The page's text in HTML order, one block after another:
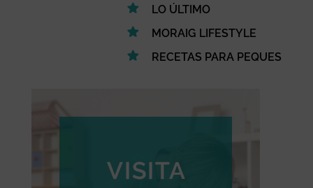
LO ÚLTIMO
MORAIG LIFESTYLE
RECETAS PARA PEQUES